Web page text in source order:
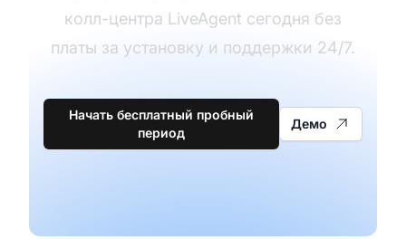
колл-центра LiveAgent сегодня без
платы за установку и поддержки 24/7.
Начать бесплатный пробный
период
Демо